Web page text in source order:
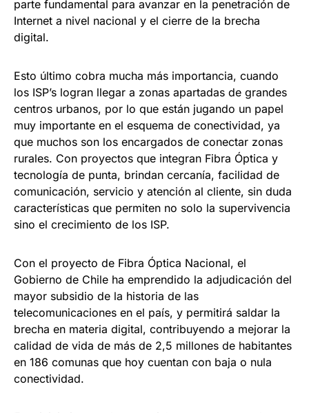
parte fundamental para avanzar en la penetración de
Internet a nivel nacional y el cierre de la brecha
digital.
Esto último cobra mucha más importancia, cuando
los ISP’s logran llegar a zonas apartadas de grandes
centros urbanos, por lo que están jugando un papel
muy importante en el esquema de conectividad, ya
que muchos son los encargados de conectar zonas
rurales. Con proyectos que integran Fibra Óptica y
tecnología de punta, brindan cercanía, facilidad de
comunicación, servicio y atención al cliente, sin duda
características que permiten no solo la supervivencia
sino el crecimiento de los ISP.
Con el proyecto de Fibra Óptica Nacional, el
Gobierno de Chile ha emprendido la adjudicación del
mayor subsidio de la historia de las
telecomunicaciones en el país, y permitirá saldar la
brecha en materia digital, contribuyendo a mejorar la
calidad de vida de más de 2,5 millones de habitantes
en 186 comunas que hoy cuentan con baja o nula
conectividad.